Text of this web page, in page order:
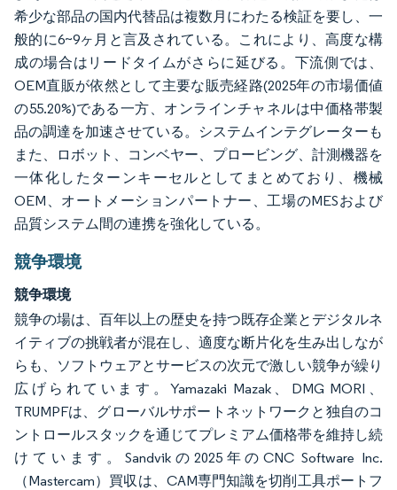
希少な部品の国内代替品は複数月にわたる検証を要し、一
般的に6~9ヶ月と言及されている。これにより、高度な構
成の場合はリードタイムがさらに延びる。下流側では、
OEM直販が依然として主要な販売経路(2025年の市場価値
の55.20%)である一方、オンラインチャネルは中価格帯製
品の調達を加速させている。システムインテグレーターも
また、ロボット、コンベヤー、プロービング、計測機器を
一体化したターンキーセルとしてまとめており、機械
OEM、オートメーションパートナー、工場のMESおよび
品質システム間の連携を強化している。
競争環境
競争環境
競争の場は、百年以上の歴史を持つ既存企業とデジタルネ
イティブの挑戦者が混在し、適度な断片化を生み出しなが
らも、ソフトウェアとサービスの次元で激しい競争が繰り
広げられています。Yamazaki Mazak、DMG MORI、
TRUMPFは、グローバルサポートネットワークと独自のコ
ントロールスタックを通じてプレミアム価格帯を維持し続
けています。Sandvikの2025年のCNC Software Inc.
（Mastercam）買収は、CAM専門知識を切削工具ポートフ